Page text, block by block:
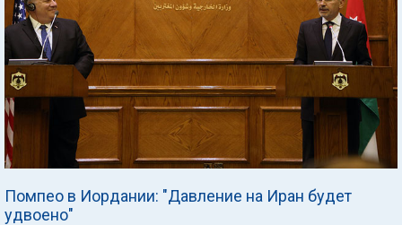
Помпео в Иордании: "Давление на Иран будет
удвоено"